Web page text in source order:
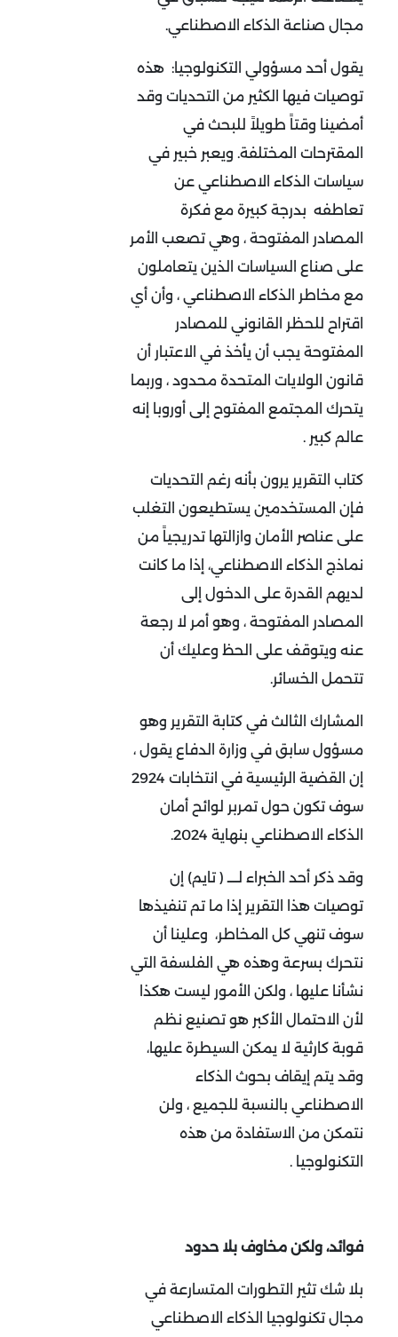
مجال صناعة الذكاء الاصطناعي.
يقول أحد مسؤولي التكنولوجيا: هذه
توصيات فيها الكثير من التحديات وقد
أمضينا وقتاً طويلاً للبحث في
المقترحات المختلفة. ويعبر خبير في
سياسات الذكاء الاصطناعي عن
تعاطفه بدرجة كبيرة مع فكرة
المصادر المفتوحة ، وهي تصعب الأمر
على صناع السياسات الذين يتعاملون
مع مخاطر الذكاء الاصطناعي ، وأن أي
اقتراح للحظر القانوني للمصادر
المفتوحة يجب أن يأخذ في الاعتبار أن
قانون الولايات المتحدة محدود ، وربما
يتحرك المجتمع المفتوح إلى أوروبا إنه
عالم كبير .
كتاب التقرير يرون بأنه رغم التحديات
فإن المستخدمين يستطيعون التغلب
على عناصر الأمان وازالتها تدريجياً من
نماذج الذكاء الاصطناعي، إذا ما كانت
لديهم القدرة على الدخول إلى
المصادر المفتوحة ، وهو أمر لا رجعة
عنه ويتوقف على الحظ وعليك أن
تتحمل الخسائر.
المشارك الثالث في كتابة التقرير وهو
مسؤول سابق في وزارة الدفاع يقول ،
إن القضية الرئيسية في انتخابات 2924
سوف تكون حول تمربر لوائح أمان
الذكاء الاصطناعي بنهاية 2024.
وقد ذكر أحد الخبراء لــــ ( تايم) إن
توصيات هذا التقرير إذا ما تم تنفيذها
سوف تنهي كل المخاطر، وعلينا أن
نتحرك بسرعة وهذه هي الفلسفة التي
نشأنا عليها ، ولكن الأمور ليست هكذا
لأن الاحتمال الأكبر هو تصنيع نظم
قوبة كارثية لا يمكن السيطرة عليها،
وقد يتم إيقاف بحوث الذكاء
الاصطناعي بالنسبة للجميع ، ولن
نتمكن من الاستفادة من هذه
التكنولوجيا .
فوائد، ولكن مخاوف بلا حدود
بلا شك تثير التطورات المتسارعة في
مجال تكنولوجيا الذكاء الاصطناعي